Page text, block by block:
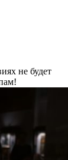
не будет